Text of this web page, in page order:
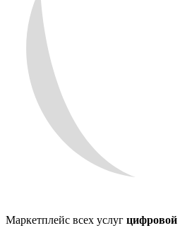
Маркетплейс всех услуг цифровой